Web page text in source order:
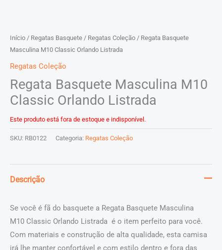
Início / Regatas Basquete / Regatas Coleção / Regata Basquete
Masculina M10 Classic Orlando Listrada
Regatas Coleção
Regata Basquete Masculina M10
Classic Orlando Listrada
Este produto está fora de estoque e indisponível.
SKU: RB0122 Categoria: Regatas Coleção
Descrição
Se você é fã do basquete a Regata Basquete Masculina
M10 Classic Orlando Listrada é o item perfeito para você.
Com materiais e construção de alta qualidade, esta camisa
irá lhe manter confortável e com estilo dentro e fora das